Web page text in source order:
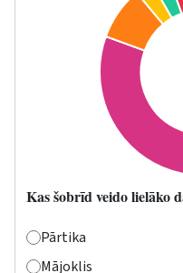
Kas šobrīd veido lielāko
Pārtika
Mājoklis